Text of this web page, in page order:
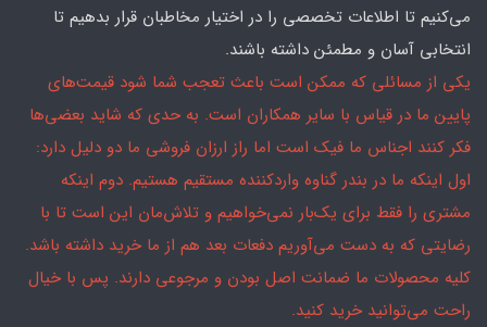
می‌کنیم تا اطلاعات تخصصی را در اختیار مخاطبان قرار بدهیم تا
انتخابی آسان و مطمئن داشته باشند.
یکی از مسائلی که ممکن است باعث تعجب شما شود قیمت‌های
پایین ما در قیاس با سایر همکاران است. به حدی که شاید بعضی‌ها
فکر کنند اجناس ما فیک است اما راز ارزان فروشی ما دو دلیل دارد:
اول اینکه ما در بندر گناوه واردکننده مستقیم هستیم. دوم اینکه
مشتری را فقط برای یک‌بار نمی‌خواهیم و تلاش‌مان این است تا با
رضایتی که به دست می‌آوریم دفعات بعد هم از ما خرید داشته باشد.
کلیه محصولات ما ضمانت اصل بودن و مرجوعی دارند. پس با خیال
راحت می‌توانید خرید کنید.